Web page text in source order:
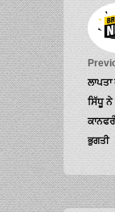
ਸਿੱਧੂ ਨੇ
ਭੁਗਤੀ